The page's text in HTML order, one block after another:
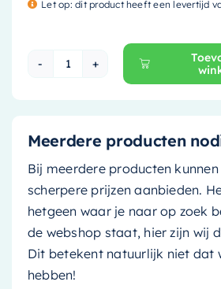
Let op: dit product heeft een levertijd
Mondiaz Vrijstaand bad
Meerdere producten
Bij meerdere producten
scherpere prijzen aanbieden.
hetgeen waar je naar op zoek
de webshop staat, hier zijn wij
Dit betekent natuurlijk niet dat
hebben!